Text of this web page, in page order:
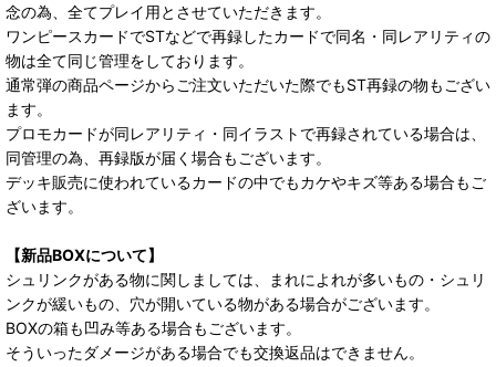
念の為、全てプレイ用とさせていただきます。
ワンピースカードでSTなどで再録したカードで同名・同レアリティの
物は全て同じ管理をしております。
通常弾の商品ページからご注文いただいた際でもST再録の物もござい
ます。
プロモカードが同レアリティ・同イラストで再録されている場合は、
同管理の為、再録版が届く場合もございます。
デッキ販売に使われているカードの中でもカケやキズ等ある場合もご
ざいます。
【新品BOXについて】
シュリンクがある物に関しましては、まれによれが多いもの・シュリ
ンクが緩いもの、穴が開いている物がある場合がございます。
BOXの箱も凹み等ある場合もございます。
そういったダメージがある場合でも交換返品はできません。